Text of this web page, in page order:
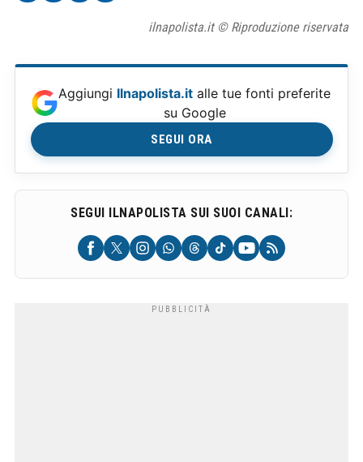
ilnapolista.it © Riproduzione riservata
Aggiungi Ilnapolista.it alle tue fonti preferite
su Google
SEGUI ORA
SEGUI ILNAPOLISTA SUI SUOI CANALI: